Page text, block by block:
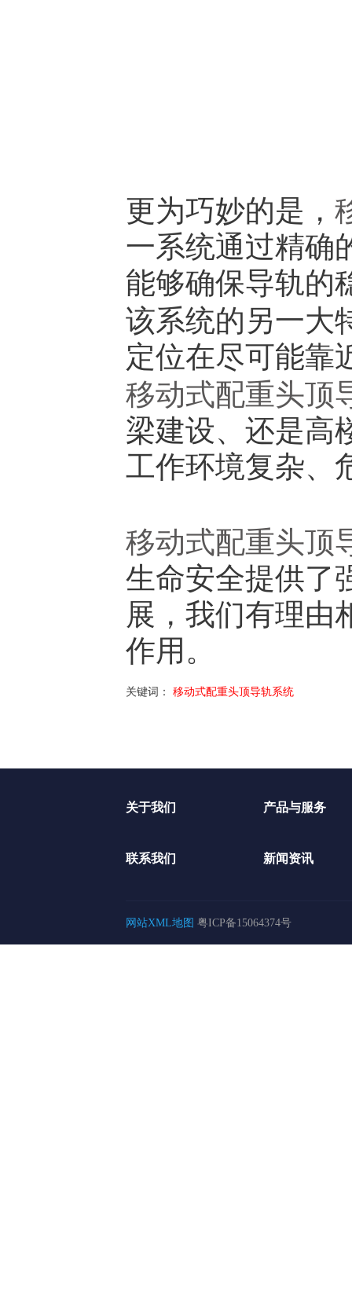
更为巧妙的是，
一系统通过精确
能够确保导轨的
该系统的另一大
定位在尽可能靠
移动式配重头顶
梁建设、还是高
工作环境复杂、
移动式配重头顶
生命安全提供了
展，我们有理由
作用。
关键词： 移动式配重头顶导轨系统
关于我们 产品与服务
联系我们 新闻资讯
网站XML地图 粤ICP备15064374号